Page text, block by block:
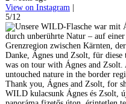
View on Instagram |
5/12